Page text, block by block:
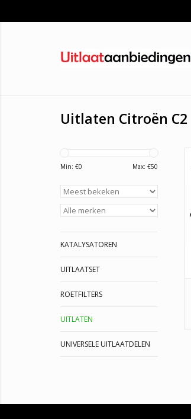
Uitlaten Citroën C2
Min: €0 Max: €50
KATALYSATOREN
UITLAATSET
ROETFILTERS
UITLATEN
UNIVERSELE UITLAATDELEN